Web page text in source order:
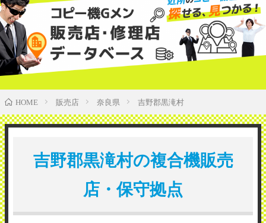
HOME 販売店 奈良県 吉野郡黒滝村
吉野郡黒滝村の複合機販売
店・保守拠点